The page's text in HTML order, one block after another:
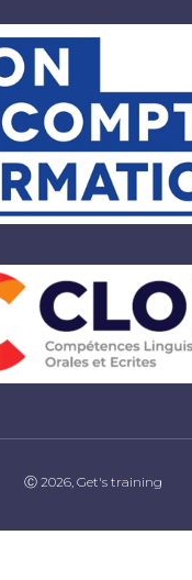
Ⓒ 2026, Get's training